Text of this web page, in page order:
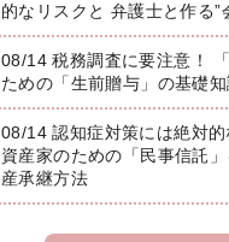
的なリスクと 弁護士と作る”
08/14 税務調査に要注意！
ための「生前贈与」の基礎
08/14 認知症対策には絶対
資産家のための「民事信託
産承継方法